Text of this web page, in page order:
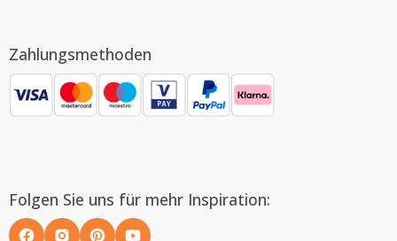
Zahlungsmethoden
Folgen Sie uns für mehr Inspiration: